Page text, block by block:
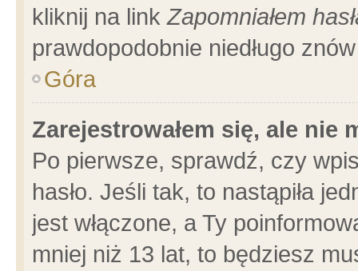
kliknij na linkZapomniałem
prawdopodobnie niedługo
Góra
Zarejestrowałem się, ale nie
Po pierwsze, sprawdź, czy
hasło. Jeśli tak, to nastąpiła
jest włączone, a Ty
mniej niż 13 lat, to będziesz